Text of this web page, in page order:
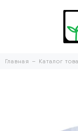
Главная Каталог